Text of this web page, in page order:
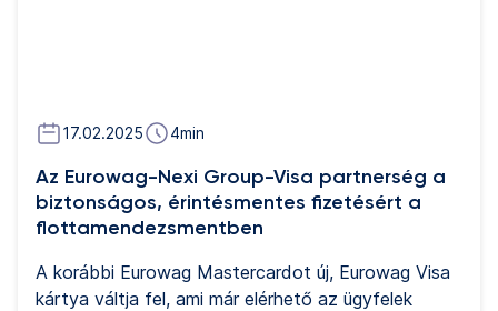
17.02.2025 4min
Az Eurowag-Nexi Group-Visa partnerség a
biztonságos, érintésmentes fizetésért a
flottamendezsmentben
A korábbi Eurowag Mastercardot új, Eurowag Visa
kártya váltja fel, ami már elérhető az ügyfelek